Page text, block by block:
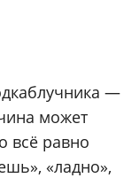
—
может
всё равно
«ладно»,